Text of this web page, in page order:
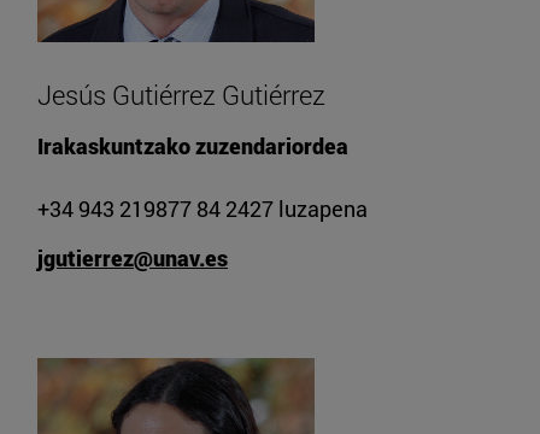
Jesús Gutiérrez Gutiérrez
Irakaskuntzako zuzendariordea
+34 943 219877 84 2427 luzapena
jgutierrez@unav.es